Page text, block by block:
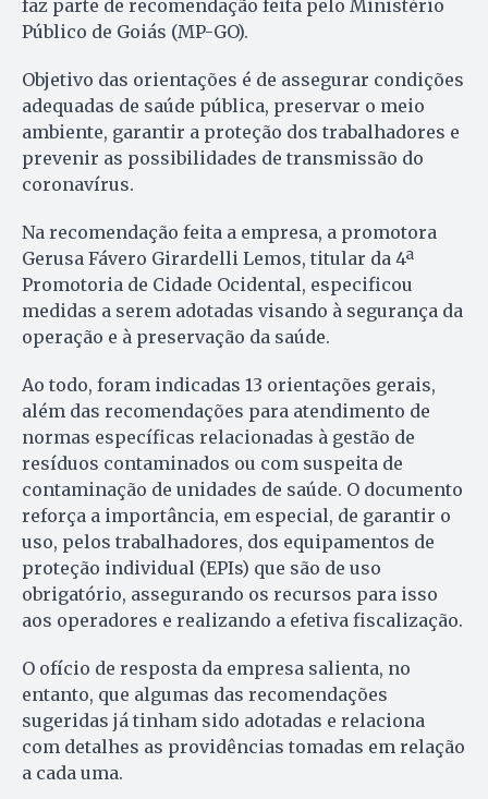
faz parte de recomendação feita pelo Ministério
Público de Goiás (MP-GO).
Objetivo das orientações é de assegurar condições
adequadas de saúde pública, preservar o meio
ambiente, garantir a proteção dos trabalhadores e
prevenir as possibilidades de transmissão do
coronavírus.
Na recomendação feita a empresa, a promotora
Gerusa Fávero Girardelli Lemos, titular da 4ª
Promotoria de Cidade Ocidental, especificou
medidas a serem adotadas visando à segurança da
operação e à preservação da saúde.
Ao todo, foram indicadas 13 orientações gerais,
além das recomendações para atendimento de
normas específicas relacionadas à gestão de
resíduos contaminados ou com suspeita de
contaminação de unidades de saúde. O documento
reforça a importância, em especial, de garantir o
uso, pelos trabalhadores, dos equipamentos de
proteção individual (EPIs) que são de uso
obrigatório, assegurando os recursos para isso
aos operadores e realizando a efetiva fiscalização.
O ofício de resposta da empresa salienta, no
entanto, que algumas das recomendações
sugeridas já tinham sido adotadas e relaciona
com detalhes as providências tomadas em relação
a cada uma.